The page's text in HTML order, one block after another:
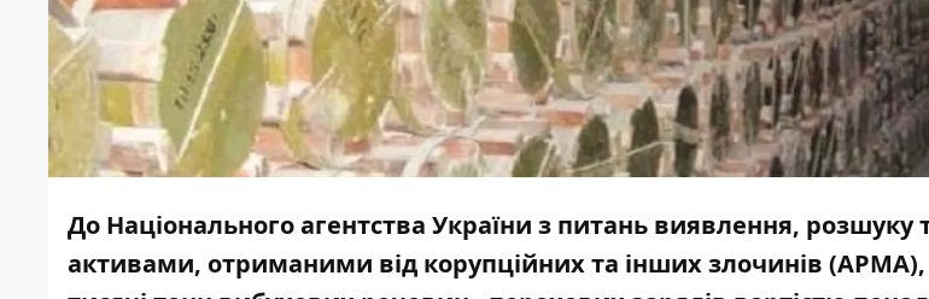
До Національного агентства України з питань виявлення, розшуку
активами, отриманими від корупційних та інших злочинів